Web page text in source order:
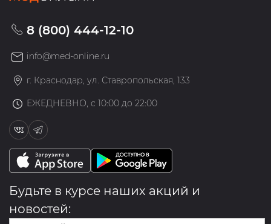
8 (800) 444-12-10
info@med-online.ru
г. Краснодар, ул. Ставропольская, 133
ЕЖЕДНЕВНО, с 10:00 до 22:00
Будьте в курсе наших акций и
новостей: